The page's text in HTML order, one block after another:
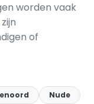
worden vaak
of
Nude